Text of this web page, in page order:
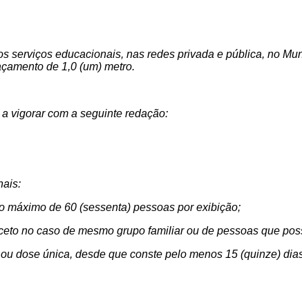
serviços educacionais, nas redes privada e pública, no
de 1,0 (um) metro.
vigorar com a seguinte redação:
máximo de 60 (sessenta) pessoas por exibição;
no caso de mesmo grupo familiar ou de pessoas que
dose única, desde que conste pelo menos 15 (quinze)